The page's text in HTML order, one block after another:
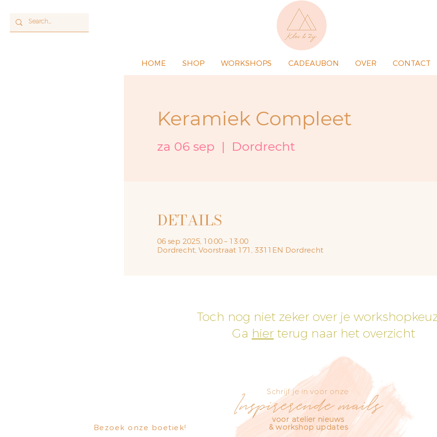
HOME SHOP WORKSHOPS CADEAUBON OVER CONTACT
Keramiek Compleet
za 06 sep
  |
Dordrecht
DETAILS
06 sep 2025, 10:00 – 13:00
Dordrecht, Voorstraat 171, 3311EN Dordrecht
Toch nog niet zeker over je
Ga hier terug naar het overzicht
Bezoek onze boetiek​!
Inspirerende mails
Schrijf je in voor onze
voor atelier nieuws
& workshop updates